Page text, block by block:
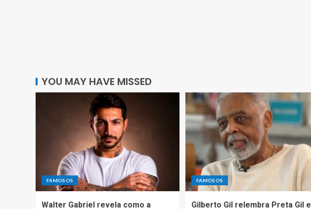
YOU MAY HAVE MISSED
FAMOSOS
Walter Gabriel revela como a
FAMOSOS
Gilberto Gil relembra Preta Gil e